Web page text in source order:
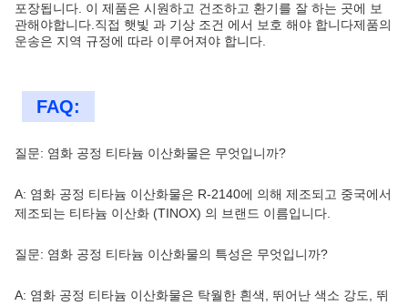
포장됩니다. 이 제품은 시원하고 건조하고 환기를 잘 하는 곳에 보
관해야합니다.직접 햇빛 과 기상 조건 에서 보호 해야 합니다제품의
운송은 지역 규정에 따라 이루어져야 합니다.
FAQ:
질문: 염화 공정 티타늄 이산화물은 무엇입니까?
A: 염화 공정 티타늄 이산화물은 R-2140에 의해 제조되고 중국에서
제조되는 티타늄 이산화 (TINOX) 의 브랜드 이름입니다.
질문: 염화 공정 티타늄 이산화물의 특성은 무엇입니까?
A: 염화 공정 티타늄 이산화물은 탁월한 흰색, 뛰어난 색소 강도, 뛰